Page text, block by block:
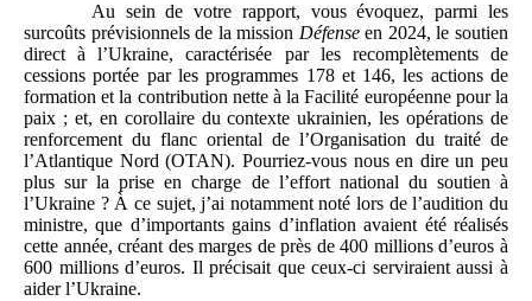
Au sein de votre rapport, vous évoquez, parmi les
surcoûts prévisionnels de la mission Défenseen 2024, le soutien
direct à l’Ukraine, caractérisée par les recomplètements de
cessions portée par les programmes 178 et 146, les actions de
formation et la contribution nette à la Facilité européenne pour la
paix ; et, en corollaire du contexte ukrainien, les opérations de
renforcement du flanc oriental de l’Organisation du traité de
l’Atlantique Nord (OTAN). Pourriez-vous nous en dire un peu
plus sur la prise en charge de l’effort national du soutien à
l’Ukraine ? À ce sujet, j’ai notamment noté lors de l’audition du
ministre, que d’importants gains d’inflation avaient été réalisés
cette année, créant des marges de près de 400 millions d’euros à
600 millions d’euros. Il précisait que ceux-ci serviraient aussi à
aider l’Ukraine.